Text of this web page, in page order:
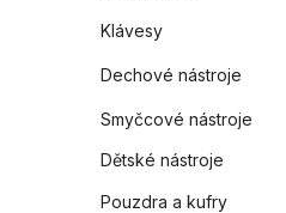
Klávesy
Dechové nástroje
Smyčcové nástroje
Dětské nástroje
Pouzdra a kufry